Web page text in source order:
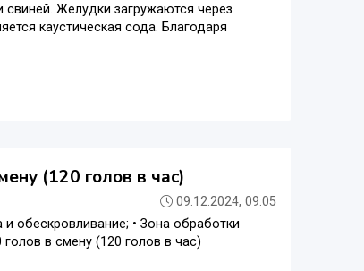
Желудки загружаются через
каустическая сода. Благодаря
(120 голов в час)
09.12.2024, 09:05
обескровливание; • Зона обработки
в смену (120 голов в час)